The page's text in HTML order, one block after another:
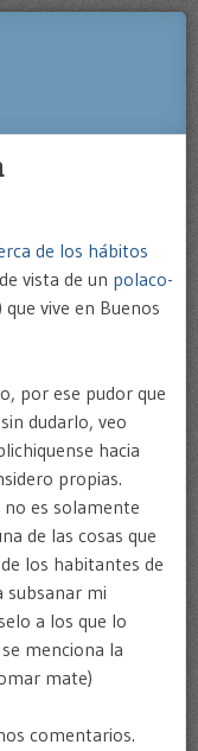
de los hábitos
vista de un polaco-
vive en Buenos
por ese pudor que
dudarlo, veo
hacia
propias.
no es solamente
de las cosas que
los habitantes de
subsanar mi
a los que lo
menciona la
mate)
comentarios.